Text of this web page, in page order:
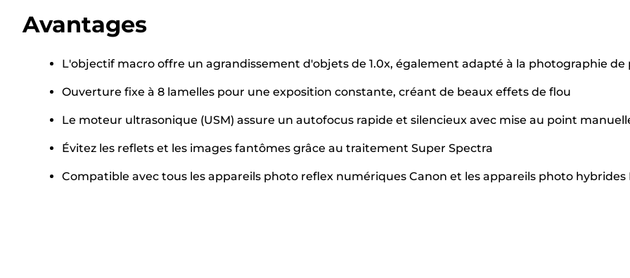
Avantages
L'objectif macro offre un agrandissement d'objets de 1.0x, également adapté à la photographie de
Ouverture fixe à 8 lamelles pour une exposition constante, créant de beaux effets de flou
Le moteur ultrasonique (USM) assure un autofocus rapide et silencieux avec mise au point
Évitez les reflets et les images fantômes grâce au traitement Super Spectra
Compatible avec tous les appareils photo reflex numériques Canon et les appareils photo